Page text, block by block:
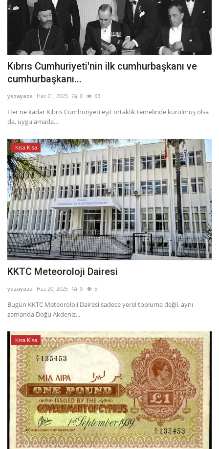
Kıbrıs Cumhuriyeti'nin ilk cumhurbaşkanı ve
cumhurbaşkanı...
yazayaza Haz 21, 2025 0 63
Her ne kadar Kıbrıs Cumhuriyeti eşit ortaklık temelinde kurulmuş olsa
da, uygulamada...
Kısa Kısa
KKTC Meteoroloji Dairesi
yazayaza Haz 20, 2025 0 51
Bugün KKTC Meteoroloji Dairesi sadece yerel topluma değil, aynı
zamanda Doğu Akdeniz...
Kısa Kısa